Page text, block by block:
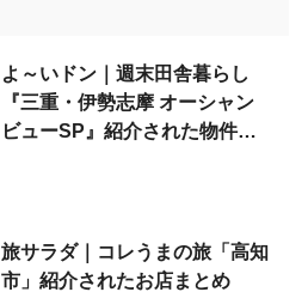
よ～いドン｜週末田舎暮らし
『三重・伊勢志摩 オーシャン
ビューSP』紹介された物件
旅サラダ｜コレうまの旅「高知
市」紹介されたお店まとめ